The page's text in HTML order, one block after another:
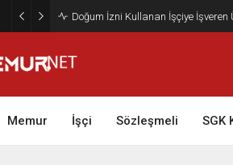
Maktu Mesai Ödemesinde Heyet
Memur İşçi Sözleşmeli SGK